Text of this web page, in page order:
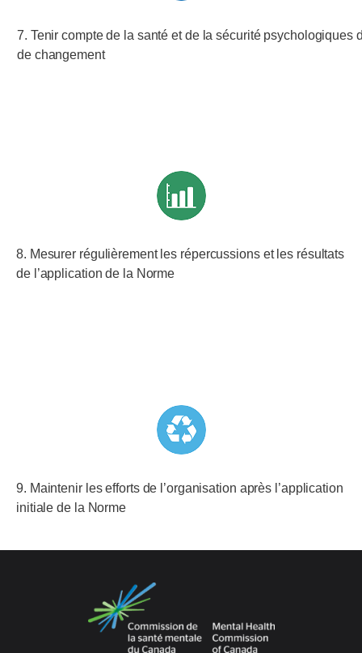
7. Tenir compte de la santé et de la sécurité psychologiques
de changement
8. Mesurer régulièrement les répercussions et les résultats
de l’application de la Norme
9. Maintenir les efforts de l’organisation après l’application
initiale de la Norme